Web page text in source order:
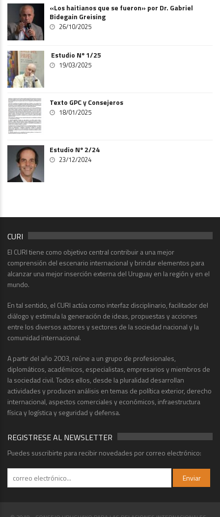
«Los haitianos que se fueron» por Dr. Gabriel
Bidegain Greising
26/10/2025
Estudio Nº 1/25
19/03/2025
Texto GPC y Consejeros
18/01/2025
Estudio Nº 2/24
23/12/2024
CURI
El CURI tiene como objetivo central contribuir a una mejor
comprensión del escenario internacional y brindar elementos para
alcanzar una mejor inserción externa del Uruguay en la región y en el
mundo.
En tal sentido, el CURI actúa como interfaz disciplinario, facilitador del
diálogo y estimula la generación de ideas, propuestas y acciones
entre los diversos actores y sectores de la sociedad nacional y la
comunidad internacional.
A partir del año 2003, reúne a un grupo de profesionales,
diplomáticos, académicos, especialistas, empresarios y miembros de
la sociedad civil. Todos ellos, desde la pluralidad desarrollan
actividades y producen análisis en temas de política exterior, derecho
internacional, aspectos comerciales y económicos, infraestructura
física y logística y seguridad y defensa.
REGISTRESE AL NEWSLETTER
Puedes suscribirte para recibir novedades por correo electrónico: